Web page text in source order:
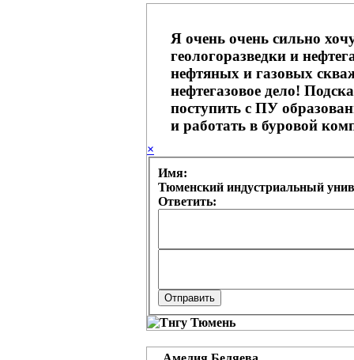
Я очень очень сильно
геологоразведки и
нефтяных и газовых
нефтегазовое дело!
поступить с ПУ
и работать в буровой
×
Имя:
Тюменский индустриальный
Ответить: